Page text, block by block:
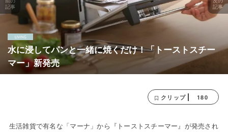
水に浸してパンと一緒に焼くだけ！「トーストスチー
マー」新発売
記事
記事
クリップ 180
生活雑貨で有名な「マーナ」から『トーストスチーマー』が発売され